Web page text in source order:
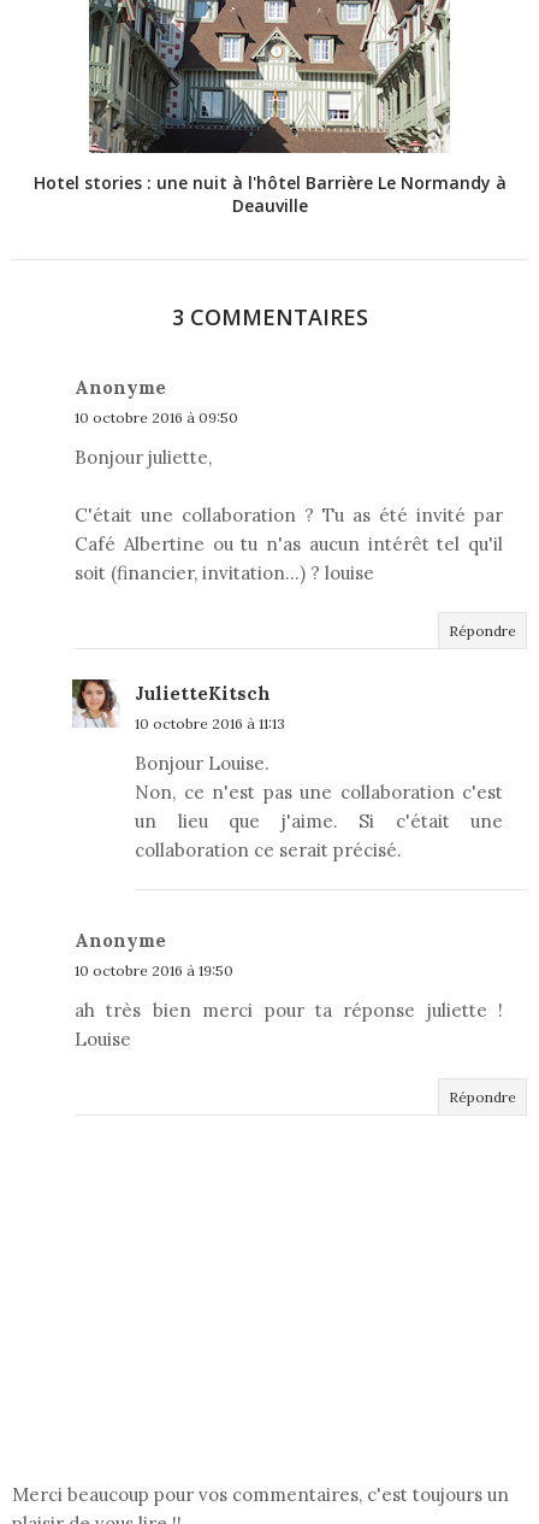
Hotel stories : une nuit à l'hôtel Barrière Le Normandy à
Deauville
3 COMMENTAIRES
Anonyme
10 octobre 2016 à 09:50
Bonjour juliette,
C'était une collaboration ? Tu as été invité par
Café Albertine ou tu n'as aucun intérêt tel qu'il
soit (financier, invitation...) ? louise
Répondre
JulietteKitsch
10 octobre 2016 à 11:13
Bonjour Louise.
Non, ce n'est pas une collaboration c'est
un lieu que j'aime. Si c'était une
collaboration ce serait précisé.
Anonyme
10 octobre 2016 à 19:50
ah très bien merci pour ta réponse juliette !
Louise
Répondre
Merci beaucoup pour vos commentaires, c'est toujours un